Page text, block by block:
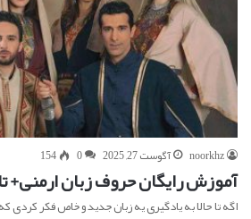
noorkhz
آگوست 27, 2025 0
154
آموزش رایگان حروف زبان ارمنی+
اگه تا حالا به یادگیری یه زبان جدید و خاص فکر